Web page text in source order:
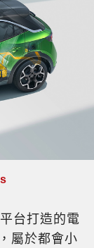
台打造的電
屬於都會小